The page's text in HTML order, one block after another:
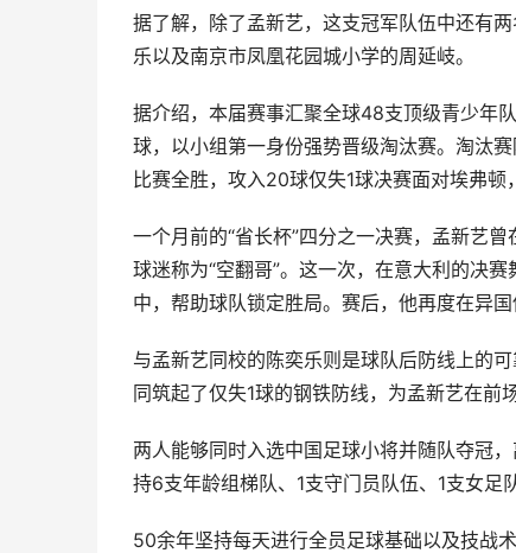
据了解，除了孟新艺，这支冠军队伍中还有
乐以及南京市凤凰花园城小学的周延岐。
据介绍，本届赛事汇聚全球48支顶级青少年
球，以小组第一身份强势晋级淘汰赛。淘汰
比赛全胜，攻入20球仅失1球决赛面对埃弗顿
一个月前的“省长杯”四分之一决赛，孟新艺
球迷称为“空翻哥”。这一次，在意大利的决
中，帮助球队锁定胜局。赛后，他再度在异
与孟新艺同校的陈奕乐则是球队后防线上的
同筑起了仅失1球的钢铁防线，为孟新艺在前
两人能够同时入选中国足球小将并随队夺冠
持6支年龄组梯队、1支守门员队伍、1支女足
50余年坚持每天进行全员足球基础以及技战